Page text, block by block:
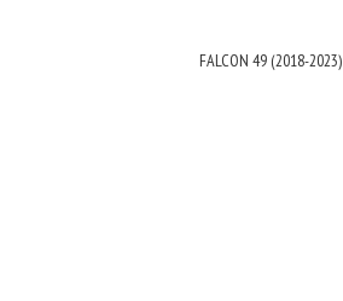
FALCON 49 (2018-2023)